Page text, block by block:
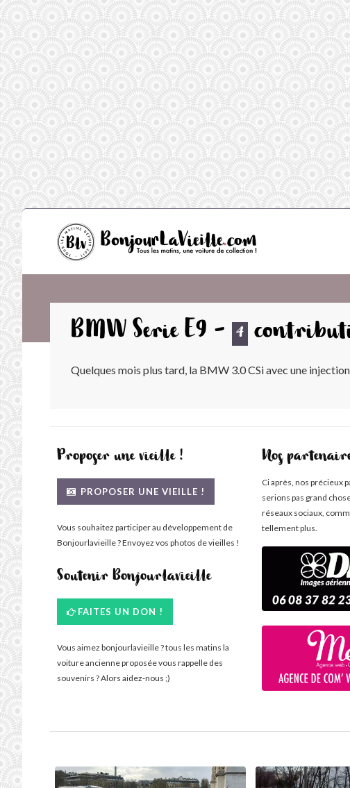
BMW Serie E9 - 4
Quelques mois plus tard, la BMW 3.0 CSi avec une
Proposer une vieille !
PROPOSER UNE VIEILLE !
Vous souhaitez participer au développement de
Bonjourlavieille ? Envoyez vos photos de vieilles !
Soutenir Bonjourlavieille
FAITES UN DON !
Vous aimez bonjourlavieille ? tous les matins la
voiture ancienne proposée vous rappelle des
souvenirs ? Alors aidez-nous ;)
Nos
Ci après, nos précieux
serions pas grand
réseaux sociaux,
tellement plus.